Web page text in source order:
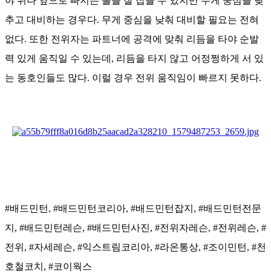
추고 대비하는 경우다. 무게 중심을 낮춰 대비할 필요는 전혀
없다. 또한 전위자는 파트너에 공격에 맞춰 리듬을 타야 순발
력 있게 움직일 수 있는데, 리듬을 타지 않고 어정쩡하게 서 있
는 동호인들도 많다. 이럴 경우 전위 움직임이 빠르지 못하다.
#배드민턴, #배드민턴코리아, #배드민턴잡지, #배드민턴전문
지, #배드민턴레슨, #배드민턴사진, #전위자레슨, #전위레슨, #
전위, #자세레슨, #익스트림코리아, #라온통상, #조이민턴, #천
호철코치, #코이웍스